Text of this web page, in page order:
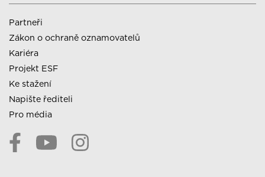
Partneři
Zákon o ochraně oznamovatelů
Kariéra
Projekt ESF
Ke stažení
Napište řediteli
Pro média